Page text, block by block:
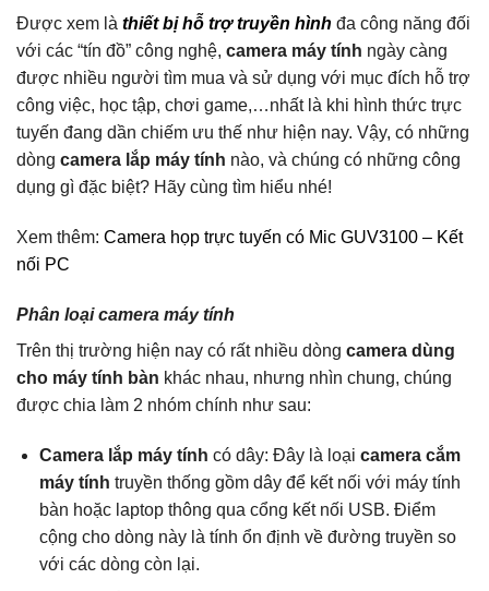
Được xem là thiết bị hỗ trợ truyền hình đa công năng đối
với các “tín đồ” công nghệ, camera máy tính ngày càng
được nhiều người tìm mua và sử dụng với mục đích hỗ trợ
công việc, học tập, chơi game,…nhất là khi hình thức trực
tuyến đang dần chiếm ưu thế như hiện nay. Vậy, có những
dòng camera lắp máy tính nào, và chúng có những công
dụng gì đặc biệt? Hãy cùng tìm hiểu nhé!
Xem thêm: Camera họp trực tuyến có Mic GUV3100 – Kết
nối PC
Phân loại camera máy tính
Trên thị trường hiện nay có rất nhiều dòng camera dùng
cho máy tính bàn khác nhau, nhưng nhìn chung, chúng
được chia làm 2 nhóm chính như sau:
Camera lắp máy tính có dây: Đây là loại camera cắm
máy tính truyền thống gồm dây để kết nối với máy tính
bàn hoặc laptop thông qua cổng kết nối USB. Điểm
cộng cho dòng này là tính ổn định về đường truyền so
với các dòng còn lại.